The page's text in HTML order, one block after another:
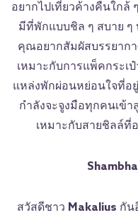
อยากไปเที่ยวค้างคืนใกล้
มีที่พักแบบชิล ๆ สบาย ๆ
คุณอยากสัมผัสบรรยาก
เหมาะกับการแพ็คกระเ
แหล่งพักผ่อนหย่อนใจที่อ
กำลังจะจูงมือทุกคนเข้
เหมาะกับสายชิลล์ที่
สวัสดีชาว Makalius กัน